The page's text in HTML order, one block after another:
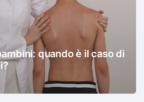
quando è il caso di